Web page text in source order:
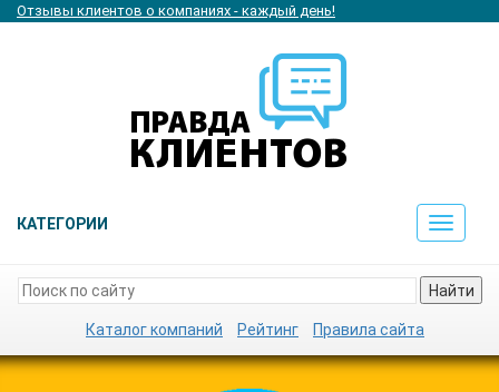
Отзывы клиентов о компаниях - каждый день!
КАТЕГОРИИ
Toggle
Найти
Каталог компаний Рейтинг Правила сайта